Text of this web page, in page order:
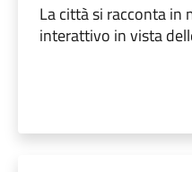
La città si racconta in
interattivo in vista